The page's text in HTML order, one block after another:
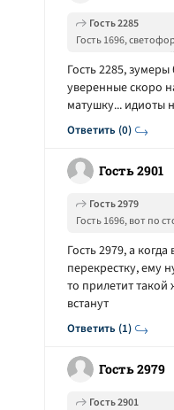
Ответить (0)
Гость 2285
Гость 1696,
Даже если горит
по сторонам не
таких правых
свет светофора и
могут делать
Гость 2285,
уверенные скоро
матушку... идиоты
Гость 2901
Ответить (1)
Гость 2979
Гость 1696, вот по
сигнала светофора.
пешеход ляжет и не
Гость 2979, а
перекрестку, ему
то прилетит такой
встанут
Гость 2979
Гость 2901